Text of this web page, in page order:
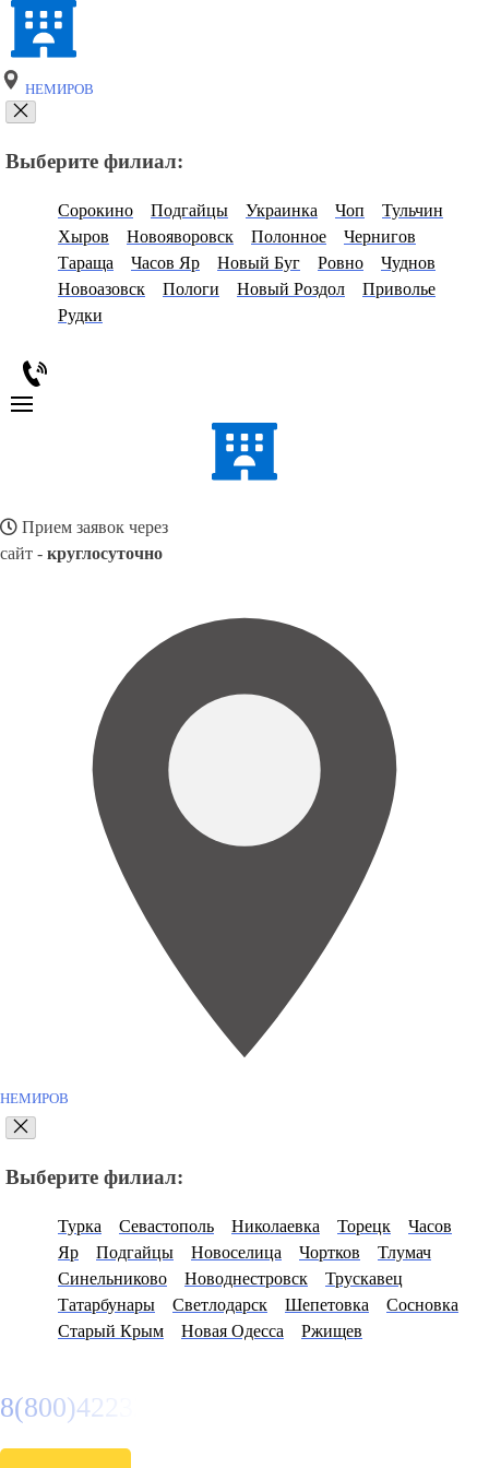
НЕМИРОВ
Выберите филиал:
Сорокино Подгайцы Украинка Чоп
Тульчин
Хыров
Новояворовск Полонное
Чернигов
Тараща
Часов Яр Новый Буг Ровно
Чуднов
Новоазовск
Пологи Новый Роздол
Приволье
Рудки
Прием заявок через
сайт - круглосуточно
НЕМИРОВ
Выберите филиал:
Турка Севастополь Николаевка Торецк
Часов
Яр
Подгайцы Новоселица Чортков
Тлумач
Синельниково
Новоднестровск
Трускавец
Татарбунары
Светлодарск Шепетовка
Сосновка
Старый Крым
Новая Одесса Ржищев
8(800)4223263